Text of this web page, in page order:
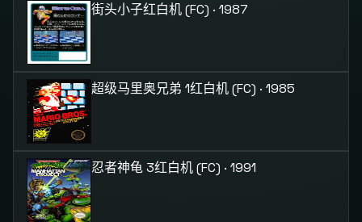
街头小子红白机 (FC) · 1987
超级马里奥兄弟 1红白机 (FC) · 1985
忍者神龟 3红白机 (FC) · 1991